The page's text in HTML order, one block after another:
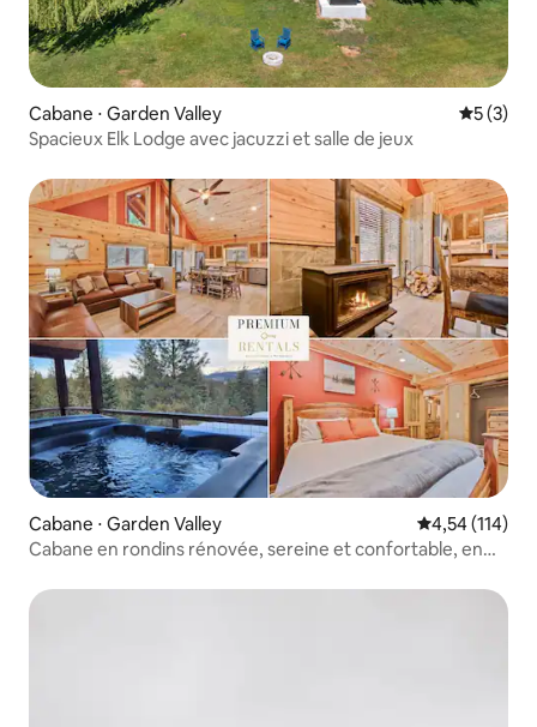
Cabane ⋅ Garden Valley
5 (3)
Spacieux Elk Lodge avec jacuzzi et salle de jeux
Cabane ⋅ Garden Valley Évaluation
4,54 (114)
Cabane en rondins rénovée, sereine et confortable, en